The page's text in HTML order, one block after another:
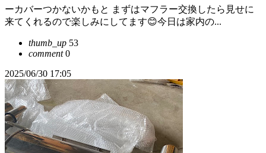
ーカバーつかないかもと まずはマフラー交換したら見せに
来てくれるので楽しみにしてます😊今日は家内の...
thumb_up 53
comment0
2025/06/30 17:05